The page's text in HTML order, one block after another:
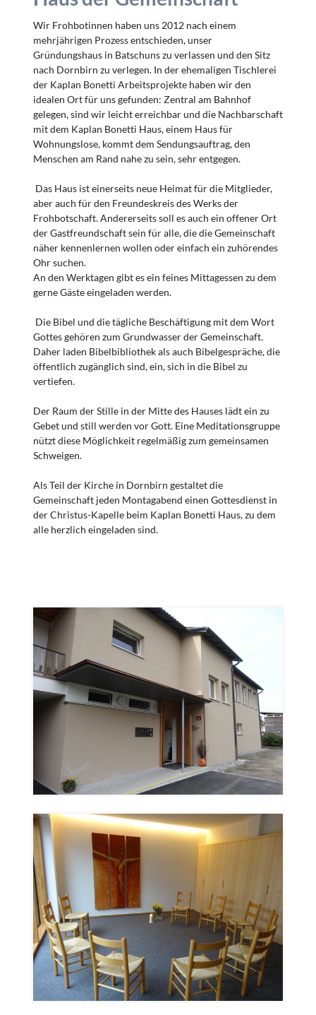
Wir Frohbotinnen haben uns 2012 nach einem
mehrjährigen Prozess entschieden, unser
Gründungshaus in Batschuns zu verlassen und den Sitz
nach Dornbirn zu verlegen. In der ehemaligen Tischlerei
der Kaplan Bonetti Arbeitsprojekte haben wir den
idealen Ort für uns gefunden: Zentral am Bahnhof
gelegen, sind wir leicht erreichbar und die Nachbarschaft
mit dem Kaplan Bonetti Haus, einem Haus für
Wohnungslose, kommt dem Sendungsauftrag, den
Menschen am Rand nahe zu sein, sehr entgegen.
Das Haus ist einerseits neue Heimat für die Mitglieder,
aber auch für den Freundeskreis des Werks der
Frohbotschaft. Andererseits soll es auch ein offener Ort
der Gastfreundschaft sein für alle, die die Gemeinschaft
näher kennenlernen wollen oder einfach ein zuhörendes
Ohr suchen.
An den Werktagen gibt es ein feines Mittagessen zu dem
gerne Gäste eingeladen werden.
Die Bibel und die tägliche Beschäftigung mit dem Wort
Gottes gehören zum Grundwasser der Gemeinschaft.
Daher laden Bibelbibliothek als auch Bibelgespräche, die
öffentlich zugänglich sind, ein, sich in die Bibel zu
vertiefen.
Der Raum der Stille in der Mitte des Hauses lädt ein zu
Gebet und still werden vor Gott. Eine Meditationsgruppe
nützt diese Möglichkeit regelmäßig zum gemeinsamen
Schweigen.
Als Teil der Kirche in Dornbirn gestaltet die
Gemeinschaft jeden Montagabend einen Gottesdienst in
der Christus-Kapelle beim Kaplan Bonetti Haus, zu dem
alle herzlich eingeladen sind.